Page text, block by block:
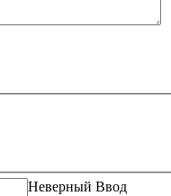
Неверный Ввод